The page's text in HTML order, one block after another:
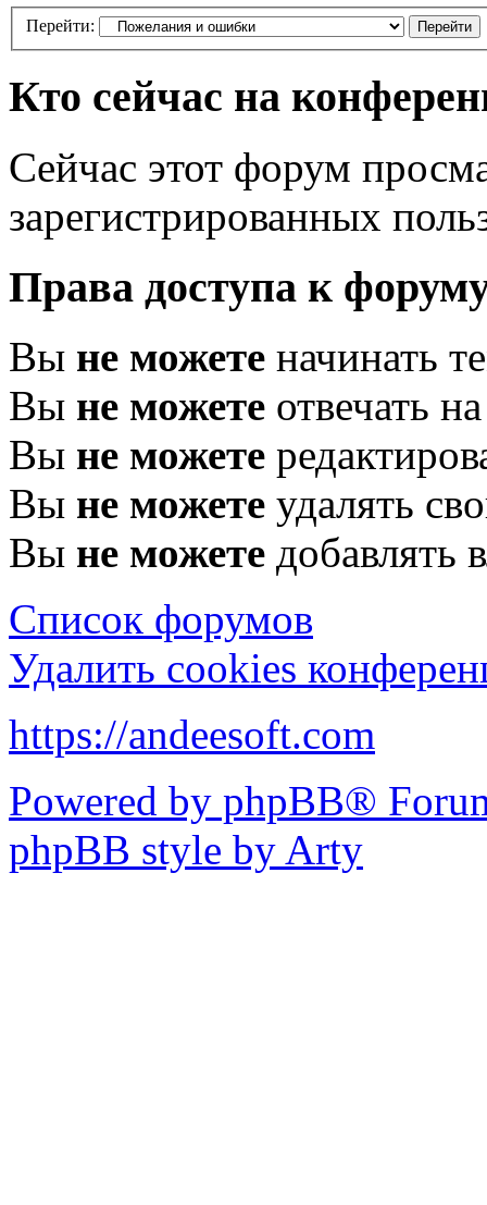
Перейти:
Кто сейчас на
Сейчас этот форум
зарегистрированных
Права доступа к
Вы не можете начинать
Вы не можете отвечать
Вы не можете
Вы не можете удалять
Вы не можете добавлять
Список форумов
Удалить cookies
https://andeesoft.com
Powered by phpBB®
phpBB style by Arty